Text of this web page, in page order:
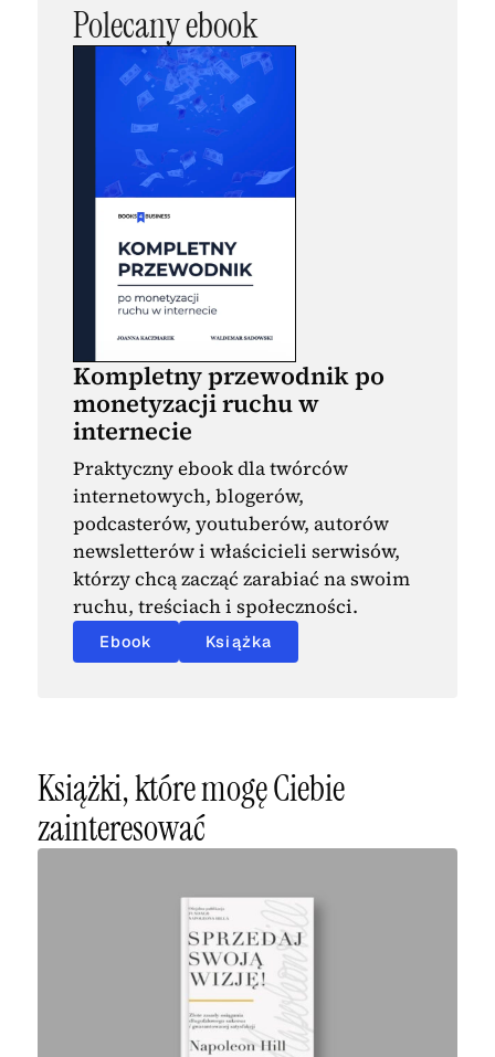
Polecany ebook
Kompletny przewodnik po
monetyzacji ruchu w
internecie
Praktyczny ebook dla twórców
internetowych, blogerów,
podcasterów, youtuberów, autorów
newsletterów i właścicieli serwisów,
którzy chcą zacząć zarabiać na swoim
ruchu, treściach i społeczności.
Ebook Książka
Książki, które mogę Ciebie
zainteresować